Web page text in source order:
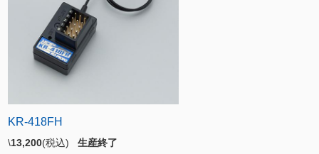
KR-418FH
\13,200(税込) 生産終了